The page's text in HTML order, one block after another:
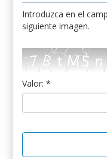
Introduzca en el
siguiente imagen.
Valor: *